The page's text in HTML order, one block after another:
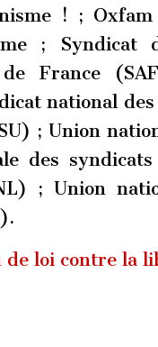
! ;
;
de France
national
; Union
des
; Union
de loi contre la